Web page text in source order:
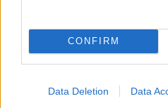
CONFIRM
Data Deletion Data
Ο πιο αντιπαθείς